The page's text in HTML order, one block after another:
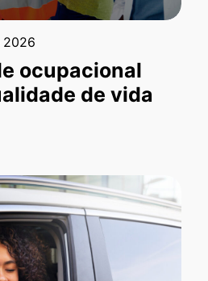
2026
ocupacional
de vida